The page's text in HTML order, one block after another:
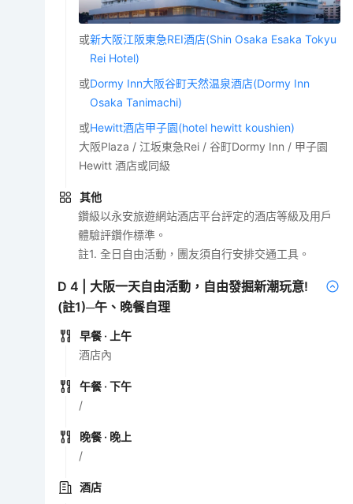
或新大阪江阪東急REI酒店(Shin Osaka Esaka Tokyu
Rei Hotel)
或Dormy Inn大阪谷町天然温泉酒店(Dormy Inn
Osaka Tanimachi)
或Hewitt酒店甲子園(hotel hewitt koushien)
大阪Plaza / 江坂東急Rei / 谷町Dormy Inn / 甲子園
Hewitt 酒店或同級
其他
鑽級以永安旅遊網站酒店平台評定的酒店等級及用戶
體驗評鑽作標準。
註1. 全日自由活動，團友須自行安排交通工具。
D4
大阪一天自由活動，自由發掘新潮玩意!
(註1)─午、晚餐自理
早餐 · 上午
酒店內
午餐 · 下午
/
晚餐 · 晚上
/
酒店